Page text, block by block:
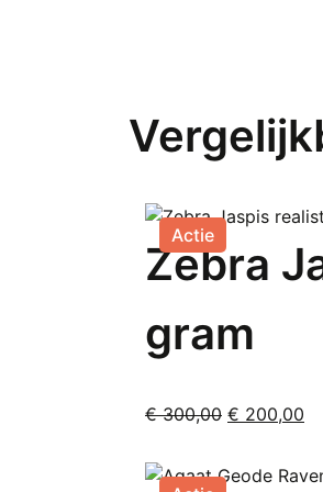
Actie
Zebra
gram
€300,00
was:
€ 200,00